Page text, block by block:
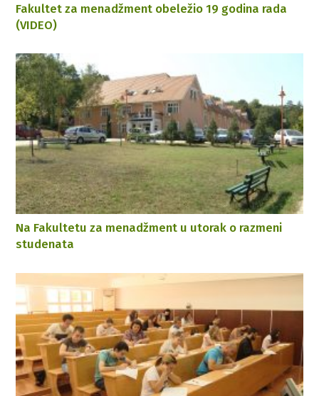
Fakultet za menadžment obeležio 19 godina rada
(VIDEO)
Na Fakultetu za menadžment u utorak o razmeni
studenata